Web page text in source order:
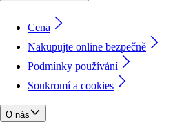
Cena
Nakupujte online bezpečně
Podmínky používání
Soukromí a cookies
O nás